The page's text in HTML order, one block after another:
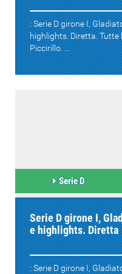
: Serie D girone I,
highlights. Diretta. Tutte
Piccirillo. ...
Serie D
Serie D girone I,
e highlights. Diretta
: Serie D girone I,